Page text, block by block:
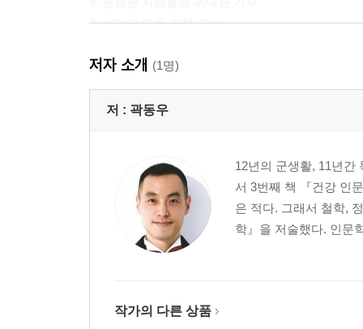
9. 시민이 만든 기적, 태안
11. 파병 지원국에서 UN 평화유지군으로
12. 차이를 넘어 공존하는 질서
1. 애국가가 만들어 내는 에너지
2. ‘배달의 민족’이라는 실행력
3. 보이지 않는 조선총독부 철거
4. 시민이 만든 민주주의
7. 함께 외칠 때 강해지는 사람들
저자 소개 (1명)
저 : 곽동우
12년의 군생활, 11년간
서 3번째 책 『건강 인
은 적다. 그래서 철학,
학』을 저술했다. 인문
작가의 다른 상품